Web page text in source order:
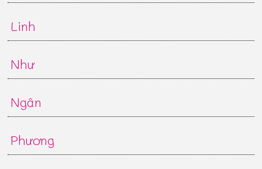
Linh
Như
Ngân
Phương